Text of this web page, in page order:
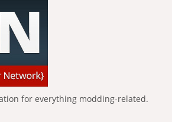
for everything modding-related.